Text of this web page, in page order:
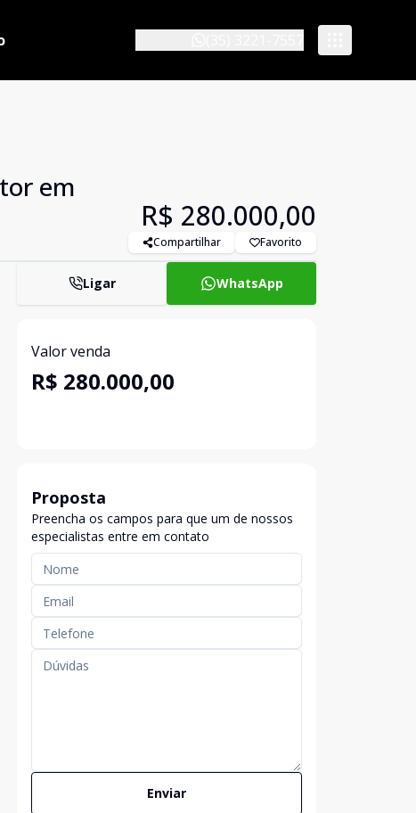
em
R$ 280.000,00
Compartilhar Favorito
Ligar WhatsApp
Valor venda
R$ 280.000,00
Proposta
Preencha os campos para que um de nossos
especialistas entre em contato
Enviar